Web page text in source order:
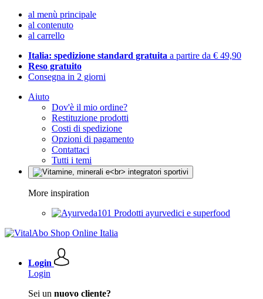
al menù principale
al contenuto
al carrello
Italia: spedizione standard gratuita a partire da € 49,90
Reso gratuito
Consegna in 2 giorni
Aiuto
Dov'è il mio ordine?
Restituzione prodotti
Costi di spedizione
Opzioni di pagamento
Contattaci
Tutti i temi
More inspiration
Prodotti ayurvedici e superfood
Login
Login
Sei un nuovo cliente?